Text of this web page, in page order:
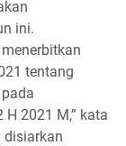
ini.
tentang
2021 M,” kata
disiarkan